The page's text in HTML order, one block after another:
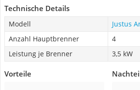
Technische Details
Modell
Justus
Anzahl Hauptbrenner
4
Leistung je Brenner
3,5 kW
Vorteile